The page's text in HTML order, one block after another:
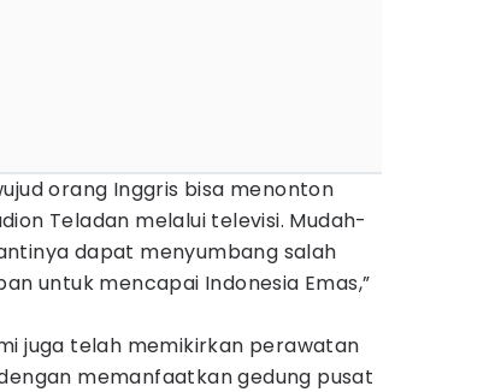
orang Inggris bisa menonton
Teladan melalui televisi. Mudah-
dapat menyumbang salah
untuk mencapai Indonesia Emas,”
juga telah memikirkan perawatan
memanfaatkan gedung pusat